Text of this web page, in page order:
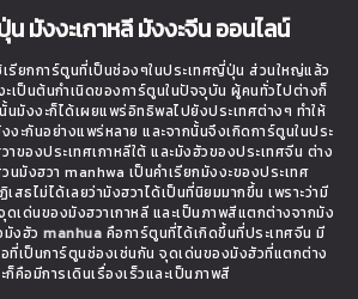
มังงะเกาหลี มังงะจีน ออนไลน์
รียกการ์ตูนที่เป็นช่องๆในประเทศญี่ปุ่น ส่วนใหญ่แล้ว
ะเป็นต้นกำเนิดของการ์ตูนในปัจจุบัน ผู้คนทั่วไปต่างก็
นมังงะก็ได้เผยแพร่อิทธิพลไปยังประเทศต่างๆ ทำให้
งะกันอย่างแพร่หลาย และจากนั้นจึงเกิดการ์ตูนในประ
ของประเทศเกาหลีใต้ และมังฮัวของประเทศจีน ต่าง
นมังฮวา manhwa เป็นคำเรียกมังงะของประเทศ
เสธไม่ได้เลยว่ามังฮวาได้เป็นที่นิยมมากขึ้น เพราะว่ามี
เด่นของมังฮวาเกาหลี และเป็นภาพสีแตกต่างจากมัง
งฮัว manhua คือการ์ตูนที่ได้เกิดขึ้นที่ประเทศจีน มี
ที่เป็นการ์ตูนช่องเช่นกัน จุดเด่นของมังฮัวที่แตกต่าง
ก็คือมีการเดินเรื่องเร็วและเป็นภาพสี